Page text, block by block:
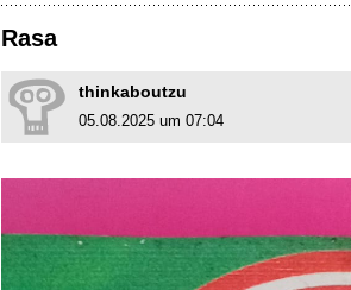
Rasa
thinkaboutzu
05.08.2025 um 07:04